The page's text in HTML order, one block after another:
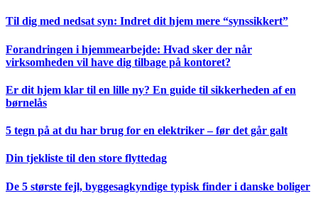
Videre
indhold
Til dig med nedsat syn: Indret dit hjem mere “synssikkert”
Forandringen i hjemmearbejde: Hvad sker der når
virksomheden vil have dig tilbage på kontoret?
Er dit hjem klar til en lille ny? En guide til sikkerheden af en
børnelås
5 tegn på at du har brug for en elektriker – før det går galt
Din tjekliste til den store flyttedag
De 5 største fejl, byggesagkyndige typisk finder i danske boliger